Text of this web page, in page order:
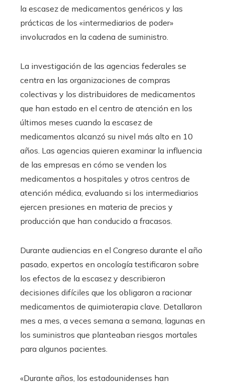
la escasez de medicamentos genéricos y las
prácticas de los «intermediarios de poder»
involucrados en la cadena de suministro.
La investigación de las agencias federales se
centra en las organizaciones de compras
colectivas y los distribuidores de medicamentos
que han estado en el centro de atención en los
últimos meses cuando la escasez de
medicamentos alcanzó su nivel más alto en 10
años. Las agencias quieren examinar la influencia
de las empresas en cómo se venden los
medicamentos a hospitales y otros centros de
atención médica, evaluando si los intermediarios
ejercen presiones en materia de precios y
producción que han conducido a fracasos.
Durante audiencias en el Congreso durante el año
pasado, expertos en oncología testificaron sobre
los efectos de la escasez y describieron
decisiones difíciles que los obligaron a racionar
medicamentos de quimioterapia clave. Detallaron
mes a mes, a veces semana a semana, lagunas en
los suministros que planteaban riesgos mortales
para algunos pacientes.
«Durante años, los estadounidenses han